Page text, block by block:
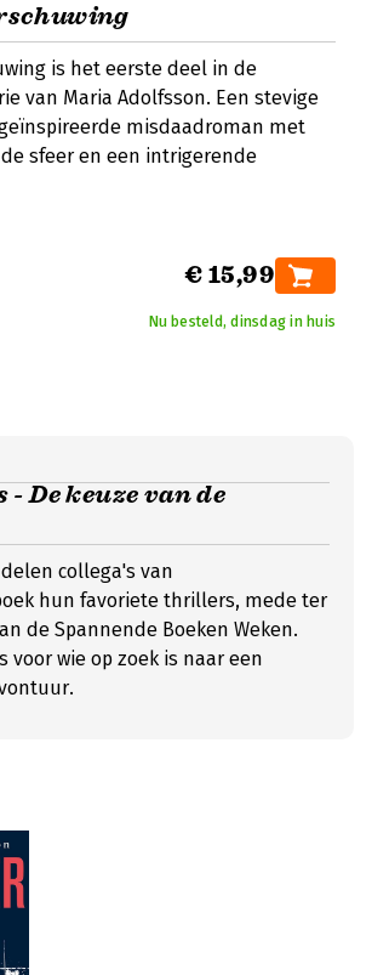
is het eerste deel in de
van Maria Adolfsson. Een stevige
misdaadroman met
sfeer en een intrigerende
€ 15,99
Nu besteld, dinsdag in huis
- De keuze van de
collega's van
hun favoriete thrillers, mede ter
de Spannende Boeken Weken.
voor wie op zoek is naar een